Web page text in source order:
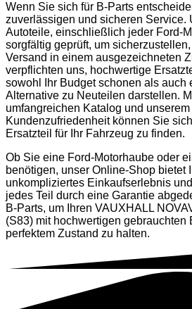
Wenn Sie sich für B-Parts
zuverlässigen und sicheren Service.
Autoteile, einschließlich jeder Ford-
sorgfältig geprüft, um
Versand in einem ausgezeichneten
verpflichten uns, hochwertige
sowohl Ihr Budget schonen als auch
Alternative zu Neuteilen darstellen.
umfangreichen Katalog und
Kundenzufriedenheit können Sie
Ersatzteil für Ihr Fahrzeug zu finden.
Ob Sie eine Ford-Motorhaube oder
benötigen, unser Online-Shop bietet
unkompliziertes Einkaufserlebnis
jedes Teil durch eine Garantie
B-Parts, um Ihren VAUXHALL
(S83) mit hochwertigen gebrauchten
perfektem Zustand zu halten.